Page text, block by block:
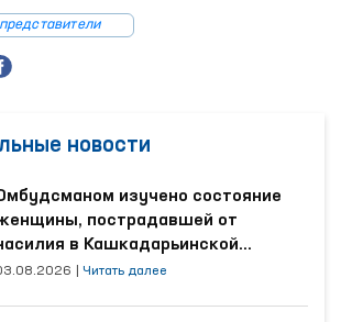
новости
изучено состояние
пострадавшей от
в Кашкадарьинской
Читать далее